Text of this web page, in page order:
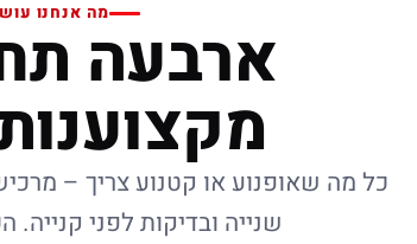
מה אנחנוארבעה
כל מה שאופנוע או קטנוע צריך –
שנייה ובדיקות לפני